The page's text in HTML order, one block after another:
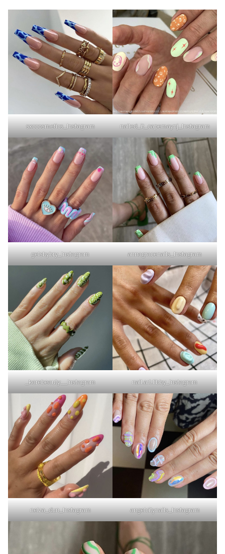
sxccosmetics_Instagram nailed_it_capemaynj_Instagram
gelsbybry_Instagram annagracenails_Instagram
_karebeauty__Instagram nail.art.libby_Instagram
nelza_dun_Instagram angelcitynails_Instagram